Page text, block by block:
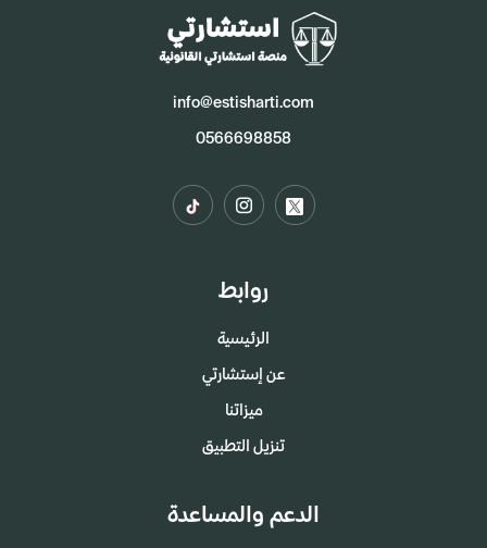
info@estisharti.com
0566698858
روابط
الرئيسية
عن إستشارتي
ميزاتنا
تنزيل التطبيق
الدعم والمساعدة